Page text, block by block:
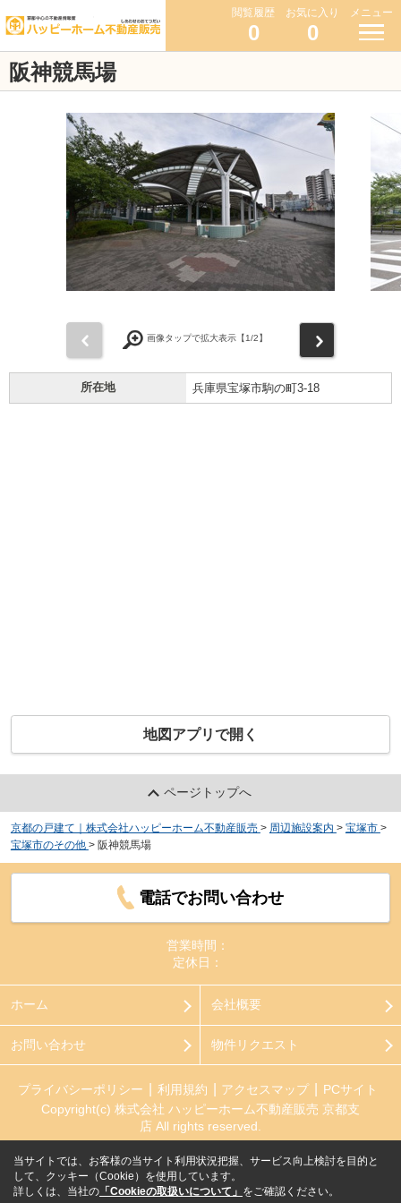
閲覧履歴
0
お気に入り
0
メニュー
阪神競馬場
画像タップで拡大表示【1/2】
所在地 兵庫県宝塚市駒の町3-18
地図アプリで開く
ページトップへ
京都の戸建て｜株式会社ハッピーホーム不動産販売 > 周辺施設案内 > 宝塚市 >
宝塚市のその他 > 阪神競馬場
電話でお問い合わせ
営業時間：
定休日：
ホーム 会社概要
お問い合わせ 物件リクエスト
プライバシーポリシー 利用規約 アクセスマップ
PCサイト
Copyright(c) 株式会社 ハッピーホーム不動産販売 京都支
店 All rights reserved.
当サイトでは、お客様の当サイト利用状況把握、サービス向上検討を目的と
して、クッキー（Cookie）を使用しています。
詳しくは、当社の 「Cookieの取扱いについて」 をご確認ください。